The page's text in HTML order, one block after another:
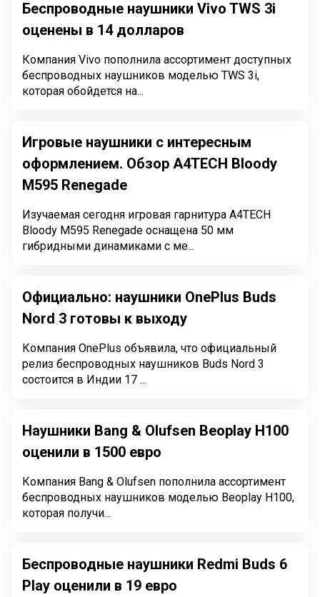
Беспроводные наушники Vivo TWS 3i
оценены в 14 долларов
Компания Vivo пополнила ассортимент доступных
беспроводных наушников моделью TWS 3i,
которая обойдется на...
Игровые наушники с интересным
оформлением. Обзор A4TECH Bloody
M595 Renegade
Изучаемая сегодня игровая гарнитура A4TECH
Bloody M595 Renegade оснащена 50 мм
гибридными динамиками с ме...
Официально: наушники OnePlus Buds
Nord 3 готовы к выходу
Компания OnePlus объявила, что официальный
релиз беспроводных наушников Buds Nord 3
состоится в Индии 17 ...
Наушники Bang & Olufsen Beoplay H100
оценили в 1500 евро
Компания Bang & Olufsen пополнила ассортимент
беспроводных наушников моделью Beoplay H100,
которая получи...
Беспроводные наушники Redmi Buds 6
Play оценили в 19 евро